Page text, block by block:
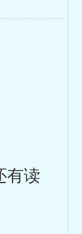
有读